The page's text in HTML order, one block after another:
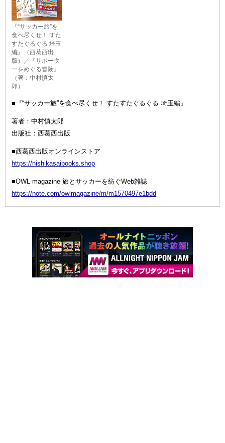
『“サッカー旅”を
食べ尽くせ！ すた
すたぐるぐる 埼玉
編』（西葛西出
版）／『サポータ
ーをめぐる冒険』
（著：中村慎太
郎）
■『“サッカー旅”を食べ尽くせ！ すたすたぐるぐる 埼玉編』
著者：中村慎太郎
出版社：西葛西出版
■西葛西出版オンラインストア
https://nishikasaibooks.shop
■OWL magazine 旅とサッカーを紡ぐWeb雑誌
https://note.com/owlmagazine/m/m1570497e1bdd